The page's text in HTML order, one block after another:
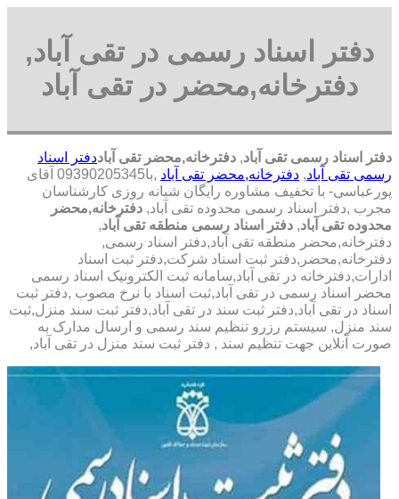
دفتر اسناد رسمی در تقی آباد,
دفترخانه,محضر در تقی آباد
دفتر اسناد رسمی تقی آباد, دفترخانه,محضر تقی آباددفتر اسناد
رسمی تقی آباد, دفترخانه,محضر تقی آباد ,با
09390205345 آقای
پورعباسی- با تخفیف مشاوره رايگان شبانه روزی کارشناسان
مجرب ,دفتر اسناد رسمی محدوده تقی آباد, دفترخانه,محضر
محدوده تقی آباد, دفتر اسناد رسمی منطقه تقی آباد,
دفترخانه,محضر منطقه تقی آباد,دفتر اسناد رسمی,
دفترخانه,محضر,دفتر ثبت اسناد شرکت,دفتر ثبت اسناد
ادارات,دفترخانه در تقی آباد,سامانه ثبت الکترونیک اسناد رسمی
محضر اسناد رسمی در تقی آباد,ثبت اسناد با نرخ مصوب ,دفتر ثبت
اسناد در تقی آباد,دفتر ثبت سند در تقی آباد,دفتر ثبت سند منزل,ثبت
سند منزل, سیستم رزرو تنظیم سند رسمی و ارسال مدارک به
صورت آنلاین جهت تنظیم سند , دفتر ثبت سند منزل در تقی آباد,